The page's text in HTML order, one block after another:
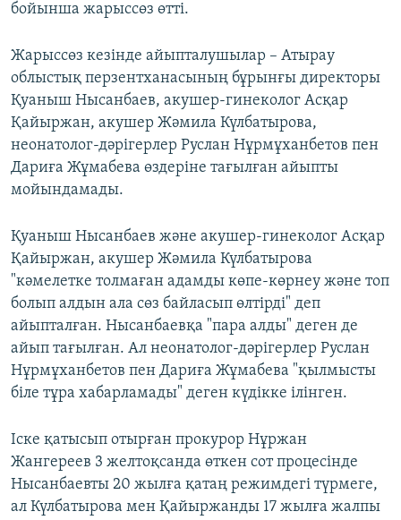
бойынша жарыссөз өтті.
Жарыссөз кезінде айыпталушылар – Атырау
облыстық перзентханасының бұрынғы директоры
Қуаныш Нысанбаев, акушер-гинеколог Асқар
Қайыржан, акушер Жәмила Күлбатырова,
неонатолог-дәрігерлер Руслан Нұрмұханбетов пен
Дариға Жұмабева өздеріне тағылған айыпты
мойындамады.
Қуаныш Нысанбаев және акушер-гинеколог Асқар
Қайыржан, акушер Жәмила Күлбатырова
"кәмелетке толмаған адамды көпе-көрнеу және топ
болып алдын ала сөз байласып өлтірді" деп
айыпталған. Нысанбаевқа "пара алды" деген де
айып тағылған. Ал неонатолог-дәрігерлер Руслан
Нұрмұханбетов пен Дариға Жұмабева "қылмысты
біле тұра хабарламады" деген күдікке ілінген.
Іске қатысып отырған прокурор Нұржан
Жангереев 3 желтоқсанда өткен сот процесінде
Нысанбаевты 20 жылға қатаң режимдегі түрмеге,
ал Күлбатырова мен Қайыржанды 17 жылға жалпы